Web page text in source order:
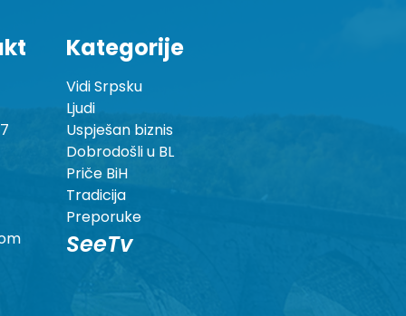
Kategorije
Vidi Srpsku
Ljudi
Uspješan biznis
Dobrodošli u BL
Priče BiH
Tradicija
Preporuke
SeeTv